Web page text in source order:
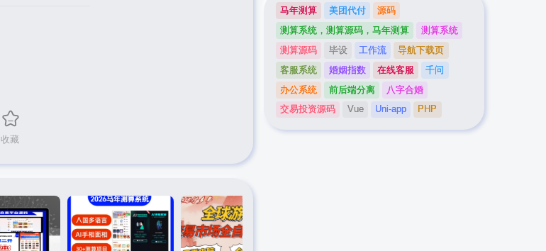
收藏
马年测算 美团代付
源码
测算系统，测算源码，马年测算
测算系统
测算源码
毕设 工作流
导航下载页
客服系统
婚姻指数 在线客服
千问
办公系统
前后端分离
八字合婚
交易投资源码
Vue Uni-app PHP